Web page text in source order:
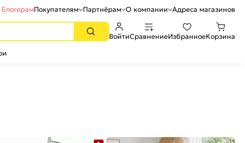
БлогерамПокупателям Партнёрам О компании Адреса магазинов
ВойтиСравнениеИзбранноеКорзина